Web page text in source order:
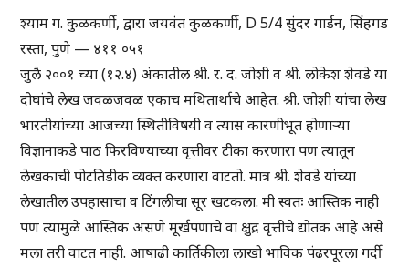
श्याम ग. कुळकर्णी, द्वारा जयवंत कुळकर्णी, D 5/4 सुंदर गार्डन, सिंहगड
रस्ता, पुणे — ४११ ०५१
जुलै २००१ च्या (१२.४) अंकातील श्री. र. द. जोशी व श्री. लोकेश शेवडे या
दोघांचे लेख जवळजवळ एकाच मथितार्थाचे आहेत. श्री. जोशी यांचा लेख
भारतीयांच्या आजच्या स्थितीविषयी व त्यास कारणीभूत होणाऱ्या
विज्ञानाकडे पाठ फिरविण्याच्या वृत्तीवर टीका करणारा पण त्यातून
लेखकाची पोटतिडीक व्यक्त करणारा वाटतो. मात्र श्री. शेवडे यांच्या
लेखातील उपहासाचा व टिंगलीचा सूर खटकला. मी स्वतः आस्तिक नाही
पण त्यामुळे आस्तिक असणे मूर्खपणाचे वा क्षुद्र वृत्तीचे द्योतक आहे असे
मला तरी वाटत नाही. आषाढी कार्तिकीला लाखो भाविक पंढरपूरला गर्दी